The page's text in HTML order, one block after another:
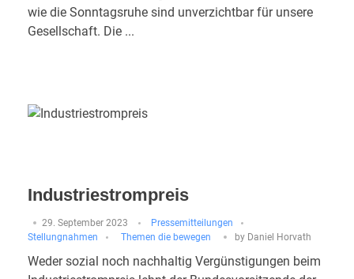
wie die Sonntagsruhe sind unverzichtbar für unsere
Gesellschaft. Die ...
Industriestrompreis
29. September 2023
Pressemitteilungen
Stellungnahmen
Themen die bewegen by Daniel Horvath
Weder sozial noch nachhaltig Vergünstigungen beim